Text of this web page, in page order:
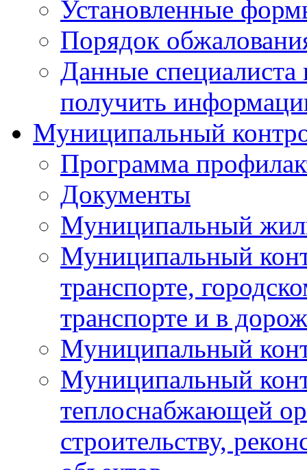
Установленные
Порядок
Данные
получить
Муниципальный
Программа
Документы
Муниципальный
Муниципальный
транспорте,
транспорте и в
Муниципальный
Муниципальный
теплоснабжающей
строительству,